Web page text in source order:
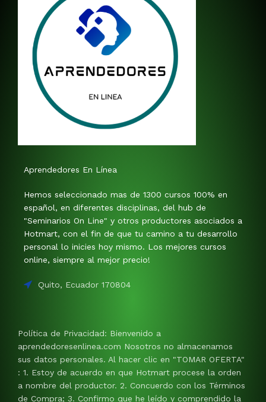
Aprendedores En Línea
Hemos seleccionado mas de 1300 cursos 100% en
español, en diferentes disciplinas, del hub de
"Seminarios On Line" y otros productores asociados a
Hotmart, con el fin de que tu camino a tu desarrollo
personal lo inicies hoy mismo. Los mejores cursos
online, siempre al mejor precio!
Quito, Ecuador 170804
Política de Privacidad: Bienvenido a
aprendedoresenlinea.com Nosotros no almacenamos
sus datos personales. Al hacer clic en "TOMAR OFERTA"
: 1. Estoy de acuerdo en que Hotmart procese la orden
a nombre del productor. 2. Concuerdo con los Términos
de Compra; 3. Confirmo que he leído y comprendido la